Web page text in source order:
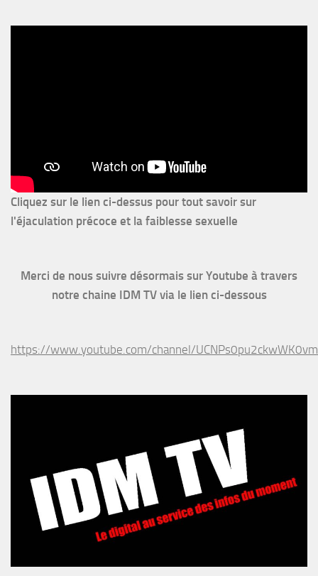
Cliquez sur le lien ci-dessus pour tout savoir sur
l'éjaculation précoce et la faiblesse sexuelle
Merci de nous suivre désormais sur Youtube à travers
notre chaine IDM TV via le lien ci-dessous
https://www.youtube.com/channel/